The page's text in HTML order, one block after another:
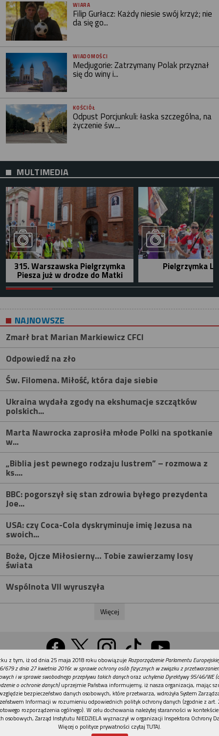
WIARA
Filip Gurłacz: Każdy niesie swój krzyż; nie
da się go...
WIADOMOŚCI
Medjugorie: Zatrzymany Polak przyznał
się do winy i...
KOŚCIÓŁ
Odpust Porcjunkuli: łaska szczególna, na
życzenie św....
MULTIMEDIA
315. Warszawska Pielgrzymka
Piesza już w drodze do Matki
Pielgrzymka
NAJNOWSZE
Zmarł brat Marian Markiewicz CFCI
Odpowiedź na zło
Św. Filomena. Miłość, która daje siebie
Ukraina wydała zgody na ekshumacje szczątków
polskich...
Marta Nawrocka zaprosiła młode Polki na spotkanie
w...
„Biblia jest pewnego rodzaju lustrem” – rozmowa z
ks....
BBC: pogorszył się stan zdrowia byłego prezydenta
Joe...
USA: czy Coca-Cola dyskryminuje imię Jezusa na
swoich...
Boże, Ojcze Miłosierny… Tobie zawierzamy losy
świata
Wspólnota VII wyruszyła
Więcej
Wersja na komputer
Działy Tematy Kontakt Reklama
Patronaty
Polityka prywatności
REKLAMA
z tym, iż od dnia 25 maja 2018 roku obowiązuje Rozporządzenie Parlamentu
679 z dnia 27 kwietnia 2016r. w sprawie ochrony osób fizycznych w związku z
i w sprawie swobodnego przepływu takich danychoraz uchylenia Dyrektywy 95/46/WE
o ochronie danych)uprzejmie Państwa informujemy, iż nasza organizacja, mając
bezpieczeństwo danych osobowych, które przetwarza, wdrożyła System
Informacji w rozumieniu odpowiednich polityk ochrony danych (zgodnie z art.
rozporządzenia ogólnego). W celu dochowania należytej staranności w
osobowych, Zarząd Instytutu NIEDZIELA wyznaczył w organizacji Inspektora Ochrony
Więcej o polityce prywatności czytaj TUTAJ.